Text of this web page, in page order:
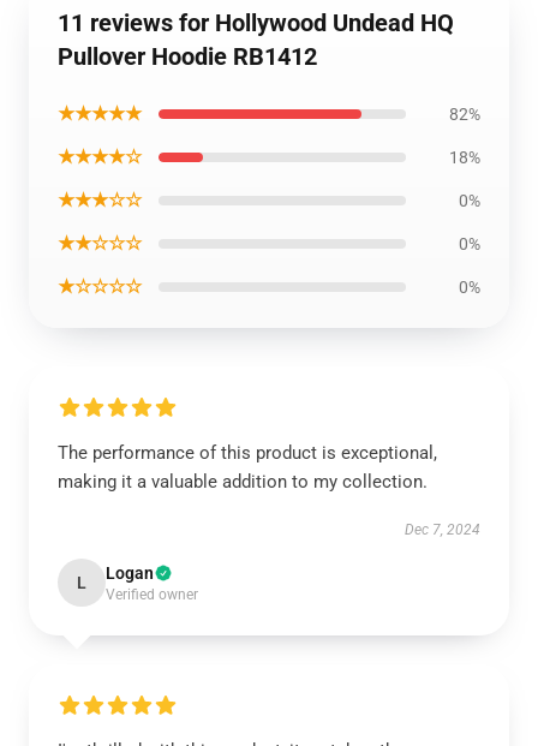
11 reviews for Hollywood Undead HQ
Pullover Hoodie RB1412
★★★★★ 82%
★★★★☆ 18%
★★★☆☆ 0%
★★☆☆☆ 0%
★☆☆☆☆ 0%
The performance of this product is exceptional,
making it a valuable addition to my collection.
Dec 7, 2024
L Logan
Verified owner